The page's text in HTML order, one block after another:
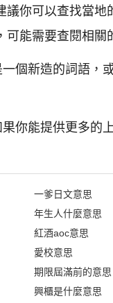
你可以查找當
能需要查閱相關
個新造的詞語，
你能提供更多的
一爹日文意思
年生人什麼意思
紅酒aoc意思
愛校意思
期限屆滿前的意思
興櫃是什麼意思